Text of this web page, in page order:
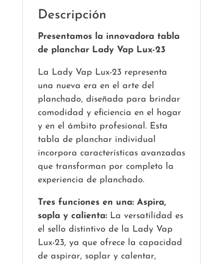
Descripción
Presentamos la innovadora tabla
de planchar Lady Vap Lux-23
La Lady Vap Lux-23 representa
una nueva era en el arte del
planchado, diseñada para brindar
comodidad y eficiencia en el hogar
y en el ámbito profesional. Esta
tabla de planchar individual
incorpora características avanzadas
que transforman por completo la
experiencia de planchado.
Tres funciones en una: Aspira,
sopla y calienta: La versatilidad es
el sello distintivo de la Lady Vap
Lux-23, ya que ofrece la capacidad
de aspirar, soplar y calentar,